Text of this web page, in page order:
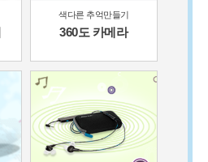
색다른 추억만들기
360도 카메라